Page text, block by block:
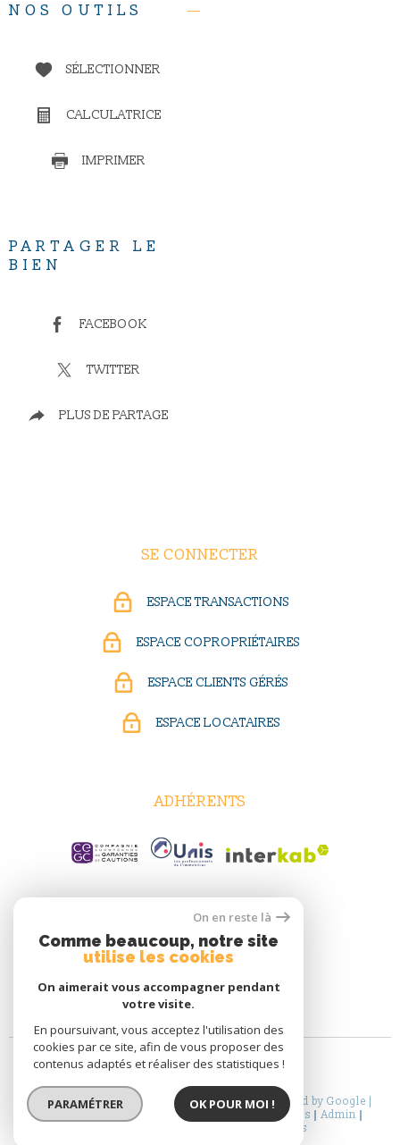
NOS OUTILS
SÉLECTIONNER
CALCULATRICE
IMPRIMER
PARTAGER LE
BIEN
FACEBOOK
TWITTER
PLUS DE PARTAGE
SE CONNECTER
ESPACE TRANSACTIONS
ESPACE COPROPRIÉTAIRES
ESPACE CLIENTS GÉRÉS
ESPACE LOCATAIRES
ADHÉRENTS
© 2026 | Tous droits réservés | Traduction powered by Google |
Plan Du Site Mentions Légales
Admin
Cookies
On en reste là
Comme beaucoup, notre site
utilise les cookies
On aimerait vous accompagner pendant
votre visite.
En poursuivant, vous acceptez l'utilisation des
cookies par ce site, afin de vous proposer des
contenus adaptés et réaliser des statistiques !
PARAMÉTRER OK POUR MOI !